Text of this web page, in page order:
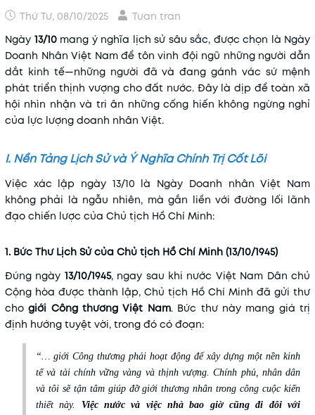
Thứ Tư, 08/10/2025
Tuan tran
Ngày 13/10mang ý nghĩa lịch sử sâu sắc, được chọn là Ngày
Doanh Nhân Việt Nam để tôn vinh đội ngũ những người dẫn
dắt kinh tế—những người đã và đang gánh vác sứ mệnh
phát triển thịnh vượng cho đất nước. Đây là dịp để toàn xã
hội nhìn nhận và tri ân những cống hiến không ngừng nghỉ
của lực lượng doanh nhân Việt.
I. Nền Tảng Lịch Sử và Ý Nghĩa Chính Trị Cốt Lõi
Việc xác lập ngày 13/10 là Ngày Doanh nhân Việt Nam
không phải là ngẫu nhiên, mà gắn liền với đường lối lãnh
đạo chiến lược của Chủ tịch Hồ Chí Minh:
1. Bức Thư Lịch Sử của Chủ tịch Hồ Chí Minh (13/10/1945)
Đúng ngày 13/10/1945, ngay sau khi nước Việt Nam Dân chủ
Cộng hòa được thành lập, Chủ tịch Hồ Chí Minh đã gửi thư
chogiới Công thương Việt Nam. Bức thư này mang giá trị
định hướng tuyệt vời, trong đó có đoạn:
“… giới Công thương phải hoạt động để xây dựng một nền kinh
tế và tài chính vững vàng và thịnh vượng. Chính phủ, nhân dân
và tôi sẽ tận tâm giúp đỡ giới thương nhân trong công cuộc kiến
thiết này. Việc nước và việc nhà bao giờ cũng đi đôi với